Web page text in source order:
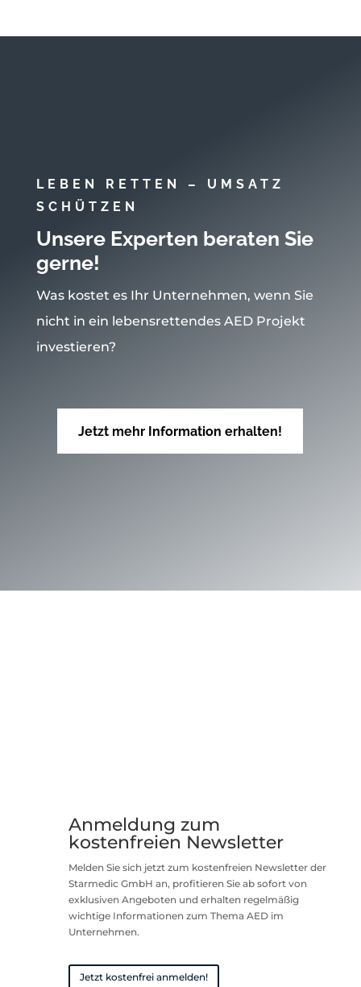
LEBEN RETTEN – UMSATZ
SCHÜTZEN
Unsere Experten beraten Sie
gerne!
Was kostet es Ihr Unternehmen, wenn Sie
nicht in ein lebensrettendes AED Projekt
investieren?
Jetzt mehr Information erhalten!
Anmeldung zum
kostenfreien Newsletter
Melden Sie sich jetzt zum kostenfreien Newsletter der
Starmedic GmbH an, profitieren Sie ab sofort von
exklusiven Angeboten und erhalten regelmäßig
wichtige Informationen zum Thema AED im
Unternehmen.
Jetzt kostenfrei anmelden!